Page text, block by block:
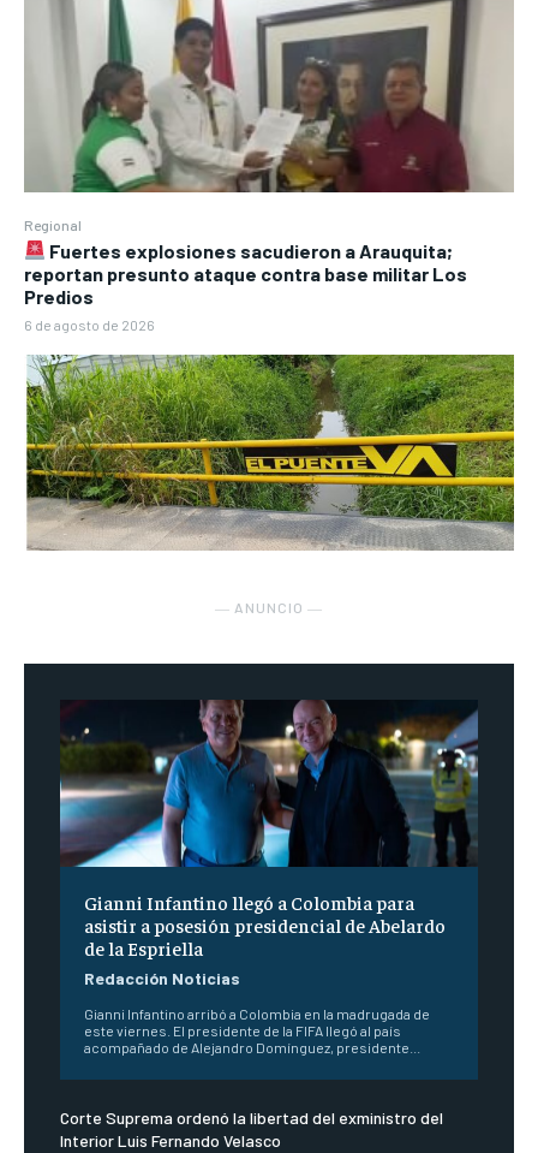
Regional
Fuertes explosiones sacudieron a Arauquita;
reportan presunto ataque contra base militar Los
Predios
6 de agosto de 2026
― ANUNCIO ―
Gianni Infantino llegó a Colombia para
asistir a posesión presidencial de Abelardo
de la Espriella
Redacción Noticias
Gianni Infantino arribó a Colombia en la madrugada de
este viernes. El presidente de la FIFA llegó al país
acompañado de Alejandro Domínguez, presidente...
Corte Suprema ordenó la libertad del exministro del
Interior Luis Fernando Velasco